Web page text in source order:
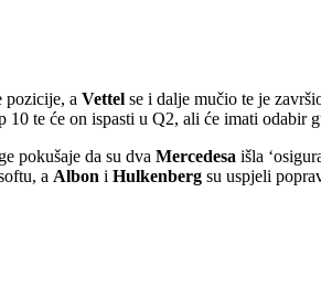
pozicije, a Vettel se i dalje mučio te je
te će on ispasti u Q2, ali će imati odabir
pokušaje da su dva Mercedesa išla
a Albon i Hulkenberg su uspjeli